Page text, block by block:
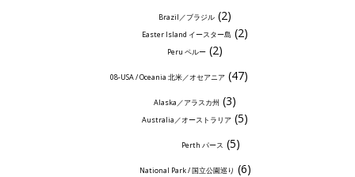
Brazil／ブラジル (2)
Easter Island イースター島 (2)
Peru ペルー (2)
08-USA / Oceania 北米／オセアニア (47)
Alaska／アラスカ州 (3)
Australia／オーストラリア (5)
Perth パース (5)
National Park / 国立公園巡り (6)